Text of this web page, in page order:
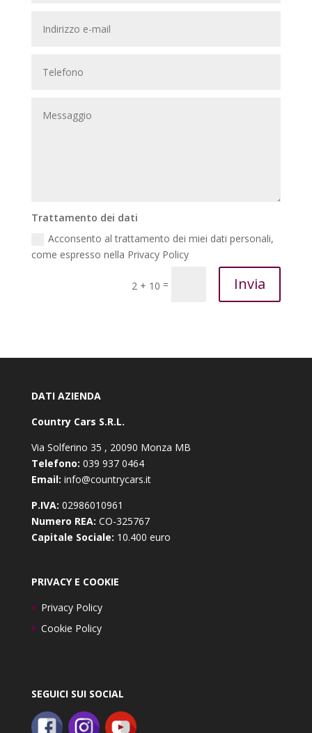
Trattamento dei dati
Acconsento al trattamento dei miei dati personali,
come espresso nella Privacy Policy
2 + 10 = Invia
DATI AZIENDA
Country Cars S.R.L.
Via Solferino 35 , 20090 Monza MB
Telefono: 039 937 0464
Email: info@countrycars.it
P.IVA: 02986010961
Numero REA: CO-325767
Capitale Sociale: 10.400 euro
PRIVACY E COOKIE
Privacy Policy
Cookie Policy
SEGUICI SUI SOCIAL